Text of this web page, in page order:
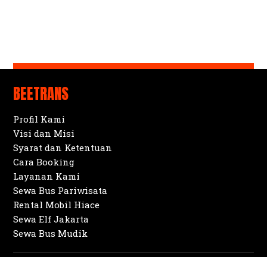
BEETRANS
Profil Kami
Visi dan Misi
Syarat dan Ketentuan
Cara Booking
Layanan Kami
Sewa Bus Pariwisata
Rental Mobil Hiace
Sewa Elf Jakarta
Sewa Bus Mudik